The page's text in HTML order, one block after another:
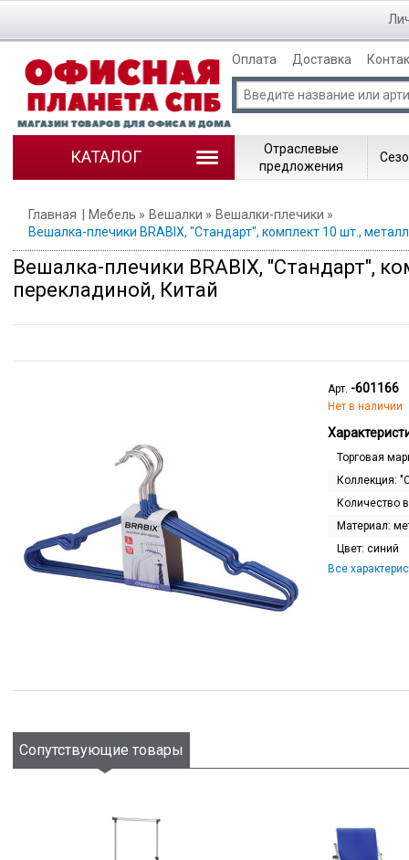
Оплата Доставка
КАТАЛОГ
Отраслевые
предложения
Главная Мебель Вешалки
Вешалки-плечики
Вешалка-плечики BRABIX, "Стандарт", комплект 10 шт.,
Вешалка-плечики BRABIX, "Стандарт",
перекладиной, Китай
Арт. -601166
Нет в наличии
Торговая
Коллекция:
Количество
Материал:
Цвет: синий
Все
Сопутствующие товары